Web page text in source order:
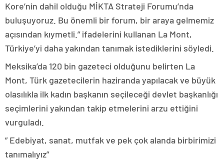
Kore’nin dahil olduğu MİKTA Strateji Forumu’nda
buluşuyoruz. Bu önemli bir forum, bir araya gelmemiz
açısından kıymetli.” ifadelerini kullanan La Mont,
Türkiye’yi daha yakından tanımak istediklerini söyledi.
Meksika’da 120 bin gazeteci olduğunu belirten La
Mont, Türk gazetecilerin haziranda yapılacak ve büyük
olasılıkla ilk kadın başkanın seçileceği devlet başkanlığı
seçimlerini yakından takip etmelerini arzu ettiğini
vurguladı.
” Edebiyat, sanat, mutfak ve pek çok alanda birbirimizi
tanımalıyız”